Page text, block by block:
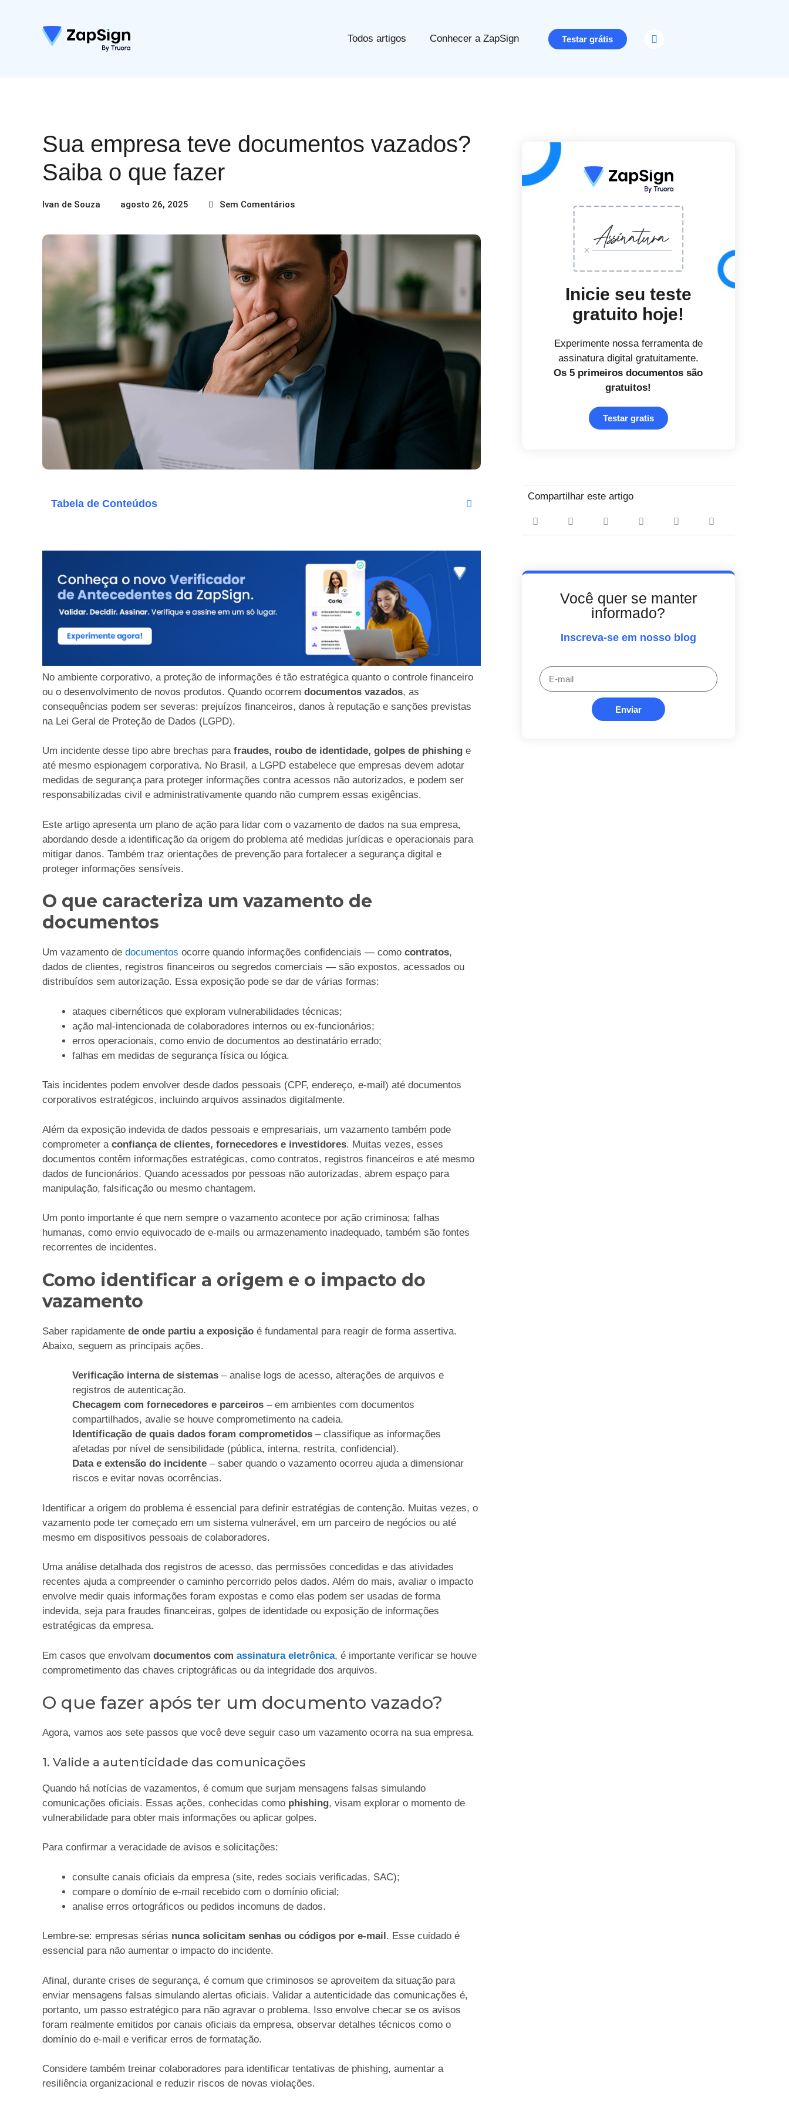
Todos artigos Conhecer a ZapSign Testar grátis
Sua empresa teve documentos vazados?
Saiba o que fazer
Ivan de Souza agosto 26, 2025 Sem Comentários
Tabela de Conteúdos
No ambiente corporativo, a proteção de informações é tão estratégica quanto o controle financeiro
ou o desenvolvimento de novos produtos. Quando ocorrem documentos vazados, as
consequências podem ser severas: prejuízos financeiros, danos à reputação e sanções previstas
na Lei Geral de Proteção de Dados (LGPD).
Um incidente desse tipo abre brechas para fraudes, roubo de identidade, golpes de phishing e
até mesmo espionagem corporativa. No Brasil, a LGPD estabelece que empresas devem adotar
medidas de segurança para proteger informações contra acessos não autorizados, e podem ser
responsabilizadas civil e administrativamente quando não cumprem essas exigências.
Este artigo apresenta um plano de ação para lidar com o vazamento de dados na sua empresa,
abordando desde a identificação da origem do problema até medidas jurídicas e operacionais para
mitigar danos. Também traz orientações de prevenção para fortalecer a segurança digital e
proteger informações sensíveis.
O que caracteriza um vazamento de
documentos
Um vazamento de documentos ocorre quando informações confidenciais — como contratos,
dados de clientes, registros financeiros ou segredos comerciais — são expostos, acessados ou
distribuídos sem autorização. Essa exposição pode se dar de várias formas:
ataques cibernéticos que exploram vulnerabilidades técnicas;
ação mal-intencionada de colaboradores internos ou ex-funcionários;
erros operacionais, como envio de documentos ao destinatário errado;
falhas em medidas de segurança física ou lógica.
Tais incidentes podem envolver desde dados pessoais (CPF, endereço, e-mail) até documentos
corporativos estratégicos, incluindo arquivos assinados digitalmente.
Além da exposição indevida de dados pessoais e empresariais, um vazamento também pode
comprometer a confiança de clientes, fornecedores e investidores. Muitas vezes, esses
documentos contêm informações estratégicas, como contratos, registros financeiros e até mesmo
dados de funcionários. Quando acessados por pessoas não autorizadas, abrem espaço para
manipulação, falsificação ou mesmo chantagem.
Um ponto importante é que nem sempre o vazamento acontece por ação criminosa; falhas
humanas, como envio equivocado de e-mails ou armazenamento inadequado, também são fontes
recorrentes de incidentes.
Como identificar a origem e o impacto do
vazamento
Saber rapidamente de onde partiu a exposição é fundamental para reagir de forma assertiva.
Abaixo, seguem as principais ações.
Verificação interna de sistemas – analise logs de acesso, alterações de arquivos e
registros de autenticação.
Checagem com fornecedores e parceiros – em ambientes com documentos
compartilhados, avalie se houve comprometimento na cadeia.
Identificação de quais dados foram comprometidos – classifique as informações
afetadas por nível de sensibilidade (pública, interna, restrita, confidencial).
Data e extensão do incidente – saber quando o vazamento ocorreu ajuda a dimensionar
riscos e evitar novas ocorrências.
Identificar a origem do problema é essencial para definir estratégias de contenção. Muitas vezes, o
vazamento pode ter começado em um sistema vulnerável, em um parceiro de negócios ou até
mesmo em dispositivos pessoais de colaboradores.
Uma análise detalhada dos registros de acesso, das permissões concedidas e das atividades
recentes ajuda a compreender o caminho percorrido pelos dados. Além do mais, avaliar o impacto
envolve medir quais informações foram expostas e como elas podem ser usadas de forma
indevida, seja para fraudes financeiras, golpes de identidade ou exposição de informações
estratégicas da empresa.
Em casos que envolvam documentos com assinatura eletrônica, é importante verificar se houve
comprometimento das chaves criptográficas ou da integridade dos arquivos.
O que fazer após ter um documento vazado?
Agora, vamos aos sete passos que você deve seguir caso um vazamento ocorra na sua empresa.
1. Valide a autenticidade das comunicações
Quando há notícias de vazamentos, é comum que surjam mensagens falsas simulando
comunicações oficiais. Essas ações, conhecidas como phishing, visam explorar o momento de
vulnerabilidade para obter mais informações ou aplicar golpes.
Para confirmar a veracidade de avisos e solicitações:
consulte canais oficiais da empresa (site, redes sociais verificadas, SAC);
compare o domínio de e-mail recebido com o domínio oficial;
analise erros ortográficos ou pedidos incomuns de dados.
Lembre-se: empresas sérias nunca solicitam senhas ou códigos por e-mail. Esse cuidado é
essencial para não aumentar o impacto do incidente.
Afinal, durante crises de segurança, é comum que criminosos se aproveitem da situação para
enviar mensagens falsas simulando alertas oficiais. Validar a autenticidade das comunicações é,
portanto, um passo estratégico para não agravar o problema. Isso envolve checar se os avisos
foram realmente emitidos por canais oficiais da empresa, observar detalhes técnicos como o
domínio do e-mail e verificar erros de formatação.
Considere também treinar colaboradores para identificar tentativas de phishing, aumentar a
resiliência organizacional e reduzir riscos de novas violações.
Inicie seu teste
gratuito hoje!
Experimente nossa ferramenta de
assinatura digital gratuitamente.
Os 5 primeiros documentos são
gratuitos!
Testar gratis
Compartilhar este artigo
Você quer se manter
informado?
Inscreva-se em nosso blog
Enviar